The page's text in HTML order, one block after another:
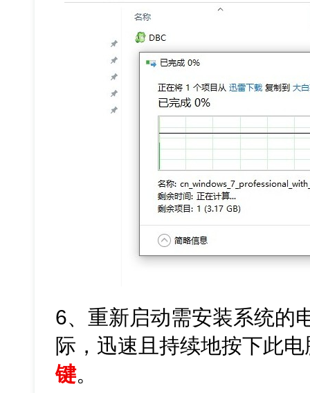
6、重新启动需安装系统的
际，迅速且持续地按下此
键。